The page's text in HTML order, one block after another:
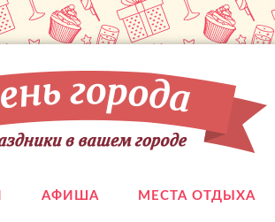
АФИША МЕСТА ОТДЫХА